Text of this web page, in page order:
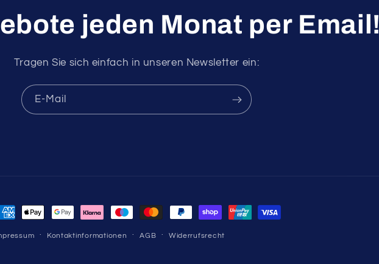
jeden Monat per Email!
Tragen Sie sich einfach in unseren Newsletter ein:
E-Mail
Kontaktinformationen AGB Widerrufsrecht